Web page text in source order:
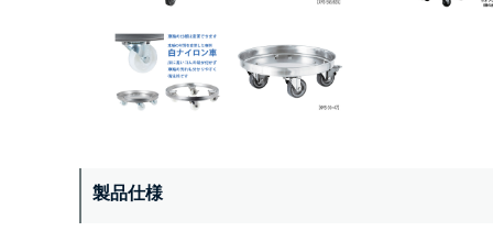
製品仕様